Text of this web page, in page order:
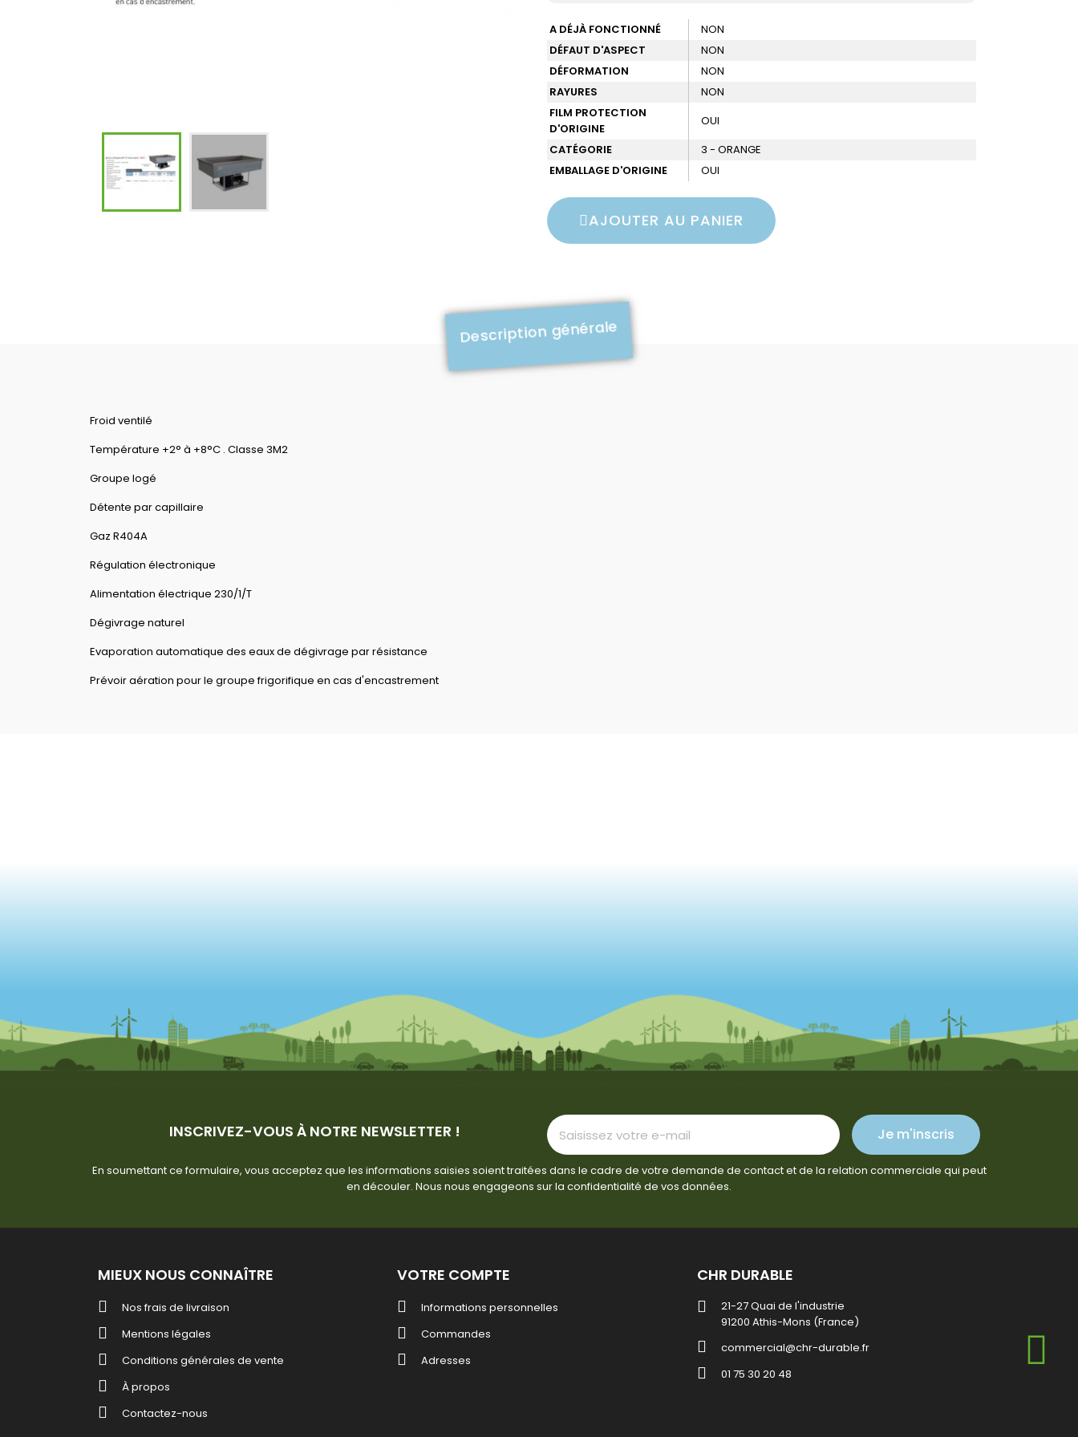
A DÉJÀ FONCTIONNÉ
NON
DÉFAUT D'ASPECT
NON
DÉFORMATION
NON
RAYURES
NON
FILM PROTECTION
D'ORIGINE
OUI
CATÉGORIE
3 - ORANGE
EMBALLAGE D'ORIGINE
OUI
AJOUTER AU PANIER
Description générale
Froid ventilé
Température +2° à +8°C . Classe 3M2
Groupe logé
Détente par capillaire
Gaz R404A
Régulation électronique
Alimentation électrique 230/1/T
Dégivrage naturel
Evaporation automatique des eaux de dégivrage par résistance
Prévoir aération pour le groupe frigorifique en cas d'encastrement
INSCRIVEZ-VOUS À NOTRE NEWSLETTER ! Je m'inscris
En soumettant ce formulaire, vous acceptez que les informations saisies soient traitées dans le cadre de votre demande de contact et de la relation commerciale qui peut
en découler. Nous nous engageons sur la confidentialité de vos données.
MIEUX NOUS CONNAÎTRE
Nos frais de livraison
Mentions légales
Conditions générales de vente
À propos
Contactez-nous
VOTRE COMPTE
Informations personnelles
Commandes
Adresses
CHR DURABLE
21-27 Quai de l'industrie
91200 Athis-Mons (France)
commercial@chr-durable.fr
01 75 30 20 48